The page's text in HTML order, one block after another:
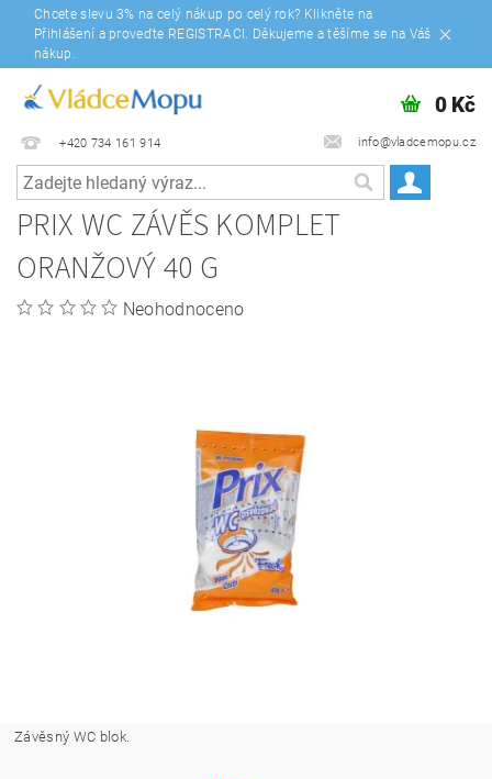
Chcete slevu 3% na celý nákup po celý rok? Klikněte na
Přihlášení a proveďte REGISTRACI. Děkujeme a těšíme se na Váš
nákup.
+420 734 161 914 info@vladcemopu.cz
0 Kč
PRIX WC ZÁVĚS KOMPLET
ORANŽOVÝ 40 G
Neohodnoceno
Závěsný WC blok.